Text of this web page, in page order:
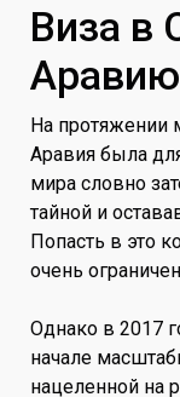
Виза в
Аравию
На протяжении
Аравия была
мира словно
тайной и
Попасть в это
очень
Однако в 2017
начале
нацеленной на